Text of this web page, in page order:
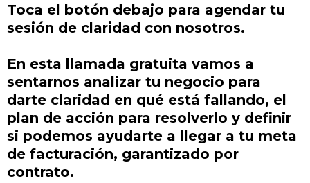
Toca el botón debajo para agendar tu
sesión de claridad con nosotros.
En esta llamada gratuita vamos a
sentarnos analizar tu negocio para
darte claridad en qué está fallando, el
plan de acción para resolverlo y definir
si podemos ayudarte a llegar a tu meta
de facturación, garantizado por
contrato.